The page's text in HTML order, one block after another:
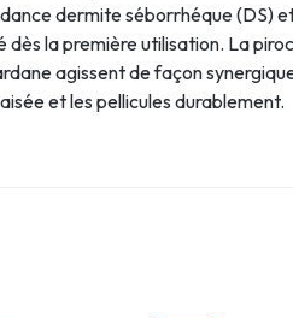
dermite séborrhéque (DS)
la première utilisation. La
agissent de façon
et les pellicules durablement.